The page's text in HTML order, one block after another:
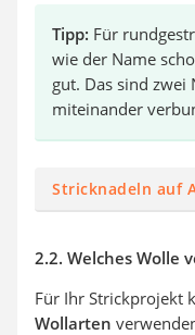
Tipp: Für
wie der Name
gut. Das sind zwei
miteinander
Stricknadeln auf
2.2. Welches Wolle
Für Ihr Strickprojekt
Wollarten